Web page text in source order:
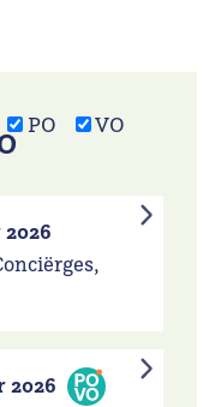
PO VO
2026